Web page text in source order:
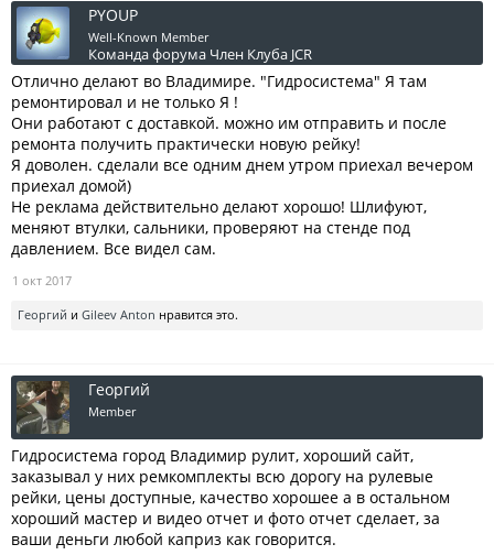
PYOUP
Well-Known Member
Команда форума Член Клуба JCR
Отлично делают во Владимире. "Гидросистема" Я там
ремонтировал и не только Я !
Они работают с доставкой. можно им отправить и после
ремонта получить практически новую рейку!
Я доволен. сделали все одним днем утром приехал вечером
приехал домой)
Не реклама действительно делают хорошо! Шлифуют,
меняют втулки, сальники, проверяют на стенде под
давлением. Все видел сам.
1 окт 2017
Георгий и Gileev Anton нравится это.
Георгий
Member
Гидросистема город Владимир рулит, хороший сайт,
заказывал у них ремкомплекты всю дорогу на рулевые
рейки, цены доступные, качество хорошее а в остальном
хороший мастер и видео отчет и фото отчет сделает, за
ваши деньги любой каприз как говорится.